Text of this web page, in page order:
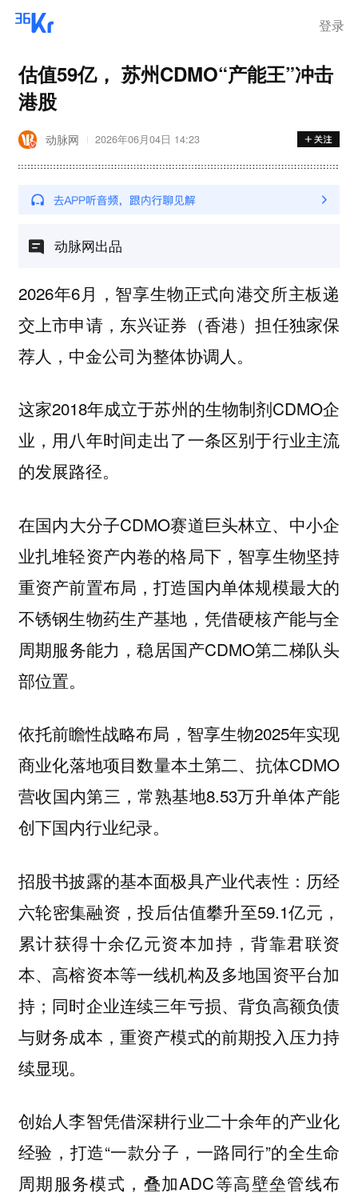
登录
估值59亿， 苏州CDMO“产能王”冲击
港股
动脉网 2026年06月04日 14:23
动脉网出品
2026年6月，智享生物正式向港交所主板递
交上市申请，东兴证券（香港）担任独家保
荐人，中金公司为整体协调人。
这家2018年成立于苏州的生物制剂CDMO企
业，用八年时间走出了一条区别于行业主流
的发展路径。
在国内大分子CDMO赛道巨头林立、中小企
业扎堆轻资产内卷的格局下，智享生物坚持
重资产前置布局，打造国内单体规模最大的
不锈钢生物药生产基地，凭借硬核产能与全
周期服务能力，稳居国产CDMO第二梯队头
部位置。
依托前瞻性战略布局，智享生物2025年实现
商业化落地项目数量本土第二、抗体CDMO
营收国内第三，常熟基地8.53万升单体产能
创下国内行业纪录。
招股书披露的基本面极具产业代表性：历经
六轮密集融资，投后估值攀升至59.1亿元，
累计获得十余亿元资本加持，背靠君联资
本、高榕资本等一线机构及多地国资平台加
持；同时企业连续三年亏损、背负高额负债
与财务成本，重资产模式的前期投入压力持
续显现。
创始人李智凭借深耕行业二十余年的产业化
经验，打造“一款分子，一路同行”的全生命
周期服务模式，叠加ADC等高壁垒管线布